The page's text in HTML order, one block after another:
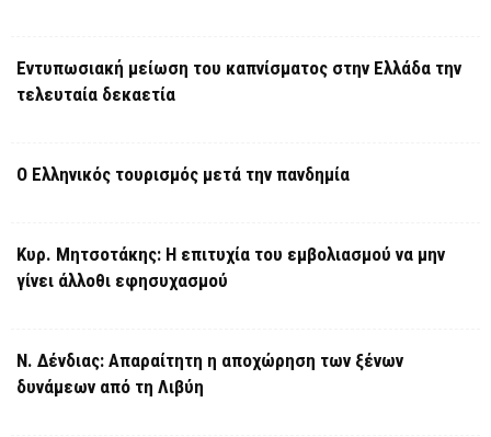
Εντυπωσιακή μείωση του καπνίσματος στην Ελλάδα την
τελευταία δεκαετία
Ο Ελληνικός τουρισμός μετά την πανδημία
Κυρ. Μητσοτάκης: Η επιτυχία του εμβολιασμού να μην
γίνει άλλοθι εφησυχασμού
Ν. Δένδιας: Απαραίτητη η αποχώρηση των ξένων
δυνάμεων από τη Λιβύη